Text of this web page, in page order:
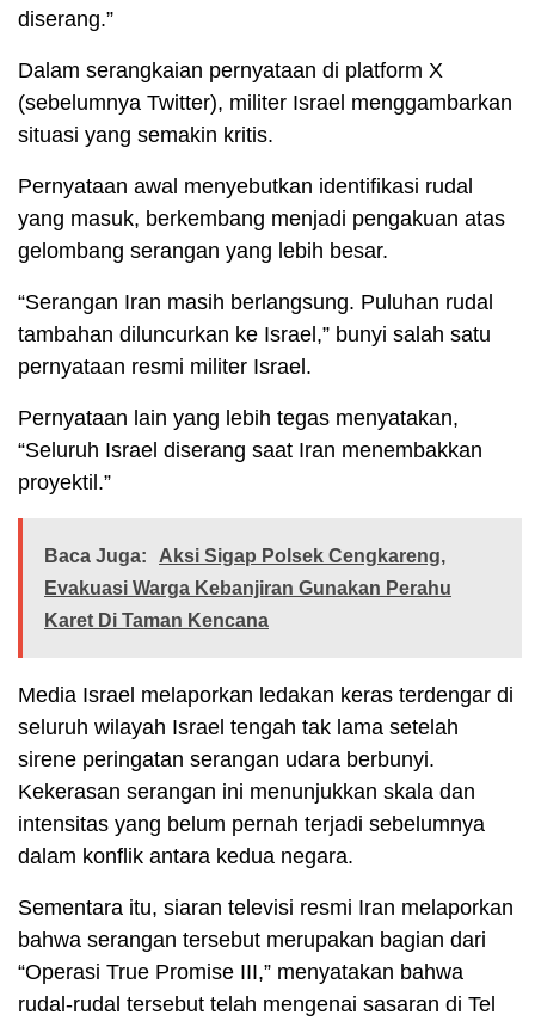
diserang.”
Dalam serangkaian pernyataan di platform X
(sebelumnya Twitter), militer Israel menggambarkan
situasi yang semakin kritis.
Pernyataan awal menyebutkan identifikasi rudal
yang masuk, berkembang menjadi pengakuan atas
gelombang serangan yang lebih besar.
“Serangan Iran masih berlangsung. Puluhan rudal
tambahan diluncurkan ke Israel,” bunyi salah satu
pernyataan resmi militer Israel.
Pernyataan lain yang lebih tegas menyatakan,
“Seluruh Israel diserang saat Iran menembakkan
proyektil.”
Baca Juga:
Aksi Sigap Polsek Cengkareng,
Evakuasi Warga Kebanjiran Gunakan Perahu
Karet Di Taman Kencana
Media Israel melaporkan ledakan keras terdengar di
seluruh wilayah Israel tengah tak lama setelah
sirene peringatan serangan udara berbunyi.
Kekerasan serangan ini menunjukkan skala dan
intensitas yang belum pernah terjadi sebelumnya
dalam konflik antara kedua negara.
Sementara itu, siaran televisi resmi Iran melaporkan
bahwa serangan tersebut merupakan bagian dari
“Operasi True Promise III,” menyatakan bahwa
rudal-rudal tersebut telah mengenai sasaran di Tel